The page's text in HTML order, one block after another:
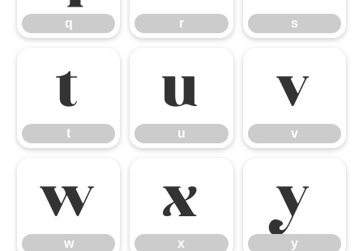
q r s
t
t
u
u
v
v
w
w
x
x
y
y